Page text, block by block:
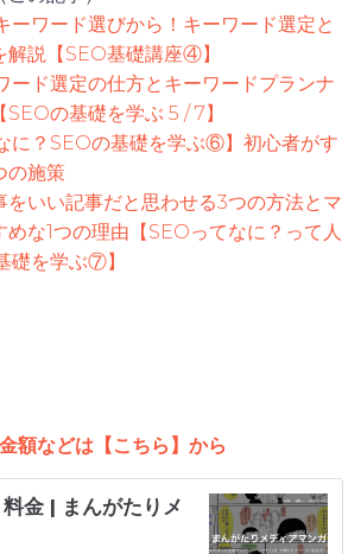
ーワード選びから！キーワード選定と
解説【SEO基礎講座④】
ード選定の仕方とキーワードプランナ
の基礎を学ぶ 5 / 7】
に？SEOの基礎を学ぶ⑥】初心者がす
の施策
をいい記事だと思わせる3つの方法とマ
めな1つの理由【SEOってなに？って人
礎を学ぶ⑦】
額などは【こちら】から
金 | まんがたりメ